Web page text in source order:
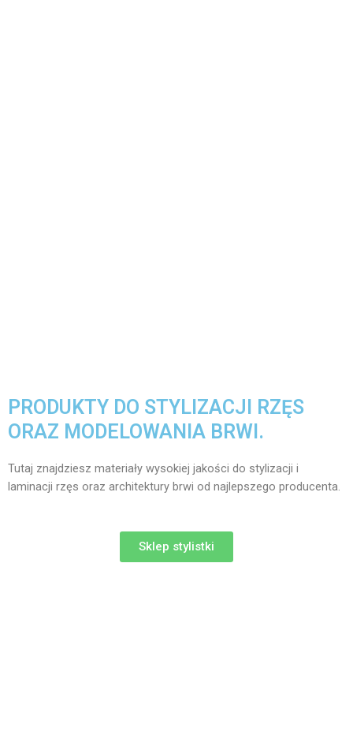
PRODUKTY DO STYLIZACJI RZĘS
ORAZ MODELOWANIA BRWI.
Tutaj znajdziesz materiały wysokiej jakości do stylizacji i
laminacji rzęs oraz architektury brwi od najlepszego producenta.
Sklep stylistki